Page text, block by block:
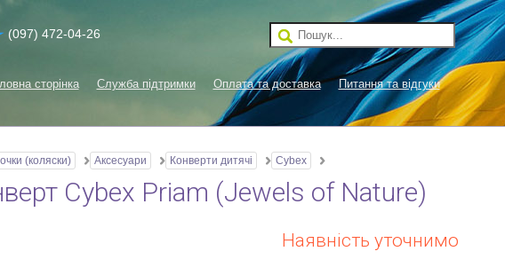
(097) 472-04-26
сторінка Служба підтримки Оплата та доставка Питання та відгуки
(коляски) Аксесуари Конверти дитячі Cybex
Cybex Priam (Jewels of Nature)
Наявність уточнимо